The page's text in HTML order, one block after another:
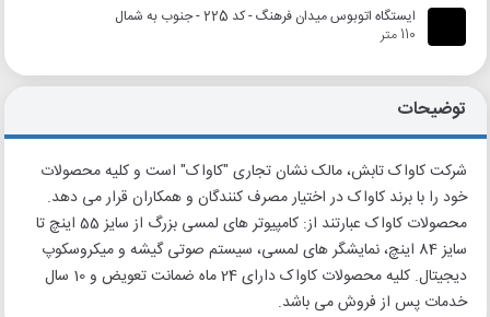
ایستگاه اتوبوس میدان فرهنگ - کد 225 - جنوب به شمال
110 متر
توضیحات
شرکت کاواک تابش، مالک نشان تجاری "کاواک" است و کلیه محصولات
خود را با برند کاواک در اختیار مصرف کنندگان و همکاران قرار می دهد.
محصولات کاواک عبارتند از: کامپیوتر های لمسی بزرگ از سایز 55 اینچ تا
سایز 84 اینچ، نمایشگر های لمسی، سیستم صوتی گیشه و میکروسکوپ
دیجیتال. کلیه محصولات کاواک دارای 24 ماه ضمانت تعویض و 10 سال
خدمات پس از فروش می باشد.